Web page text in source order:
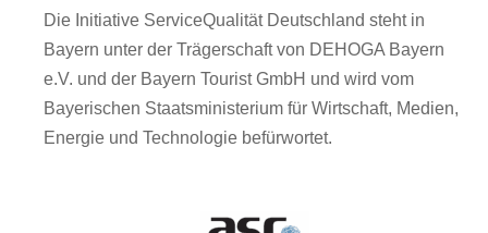
Die Initiative ServiceQualität Deutschland steht in
Bayern unter der Trägerschaft von DEHOGA Bayern
e.V. und der Bayern Tourist GmbH und wird vom
Bayerischen Staatsministerium für Wirtschaft, Medien,
Energie und Technologie befürwortet.